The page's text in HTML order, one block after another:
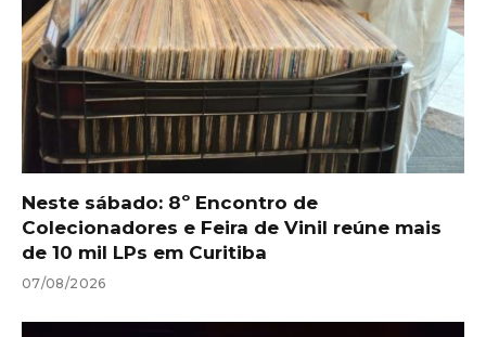
Neste sábado: 8º Encontro de
Colecionadores e Feira de Vinil reúne mais
de 10 mil LPs em Curitiba
07/08/2026